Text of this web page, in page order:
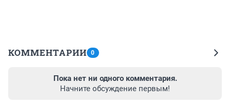
КОММЕНТАРИИ 0
Пока нет ни одного комментария.
Начните обсуждение первым!